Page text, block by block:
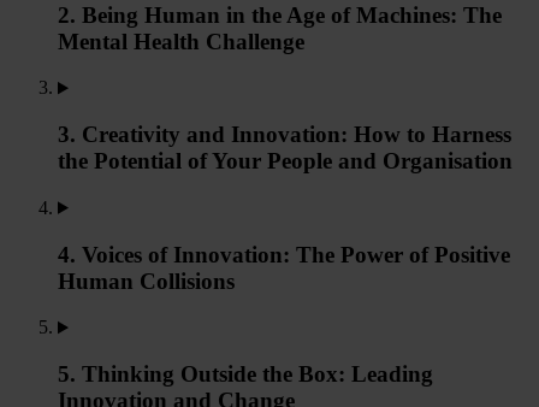
2. Being Human in the Age of Machines: The
Mental Health Challenge
3. Creativity and Innovation: How to Harness
the Potential of Your People and Organisation
4. Voices of Innovation: The Power of Positive
Human Collisions
5. Thinking Outside the Box: Leading
Innovation and Change